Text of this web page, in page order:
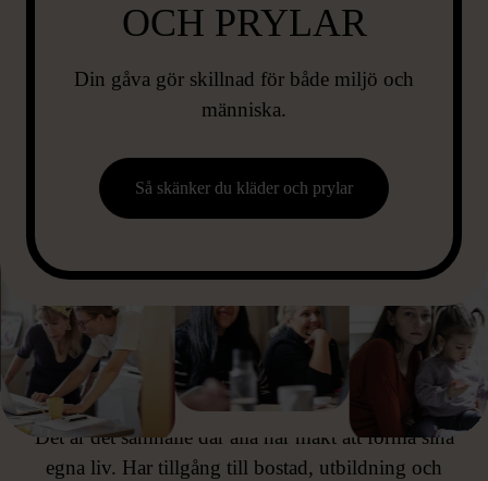
OCH PRYLAR
Din gåva gör skillnad för både miljö och
människa.
Så skänker du kläder och prylar
ETT MÄNSKLIGARE SAMHÄLLE
FÖR ALLA
Det är det samhälle där alla har makt att forma sina
egna liv. Har tillgång till bostad, utbildning och